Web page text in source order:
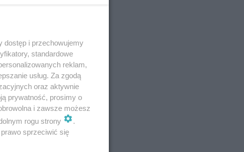
dostęp i przechowujemy
standardowe
reklam,
usług. Za zgodą
oraz aktywnie
prywatność, prosimy o
i zawsze możesz
rogu strony
.
sprzeciwić się